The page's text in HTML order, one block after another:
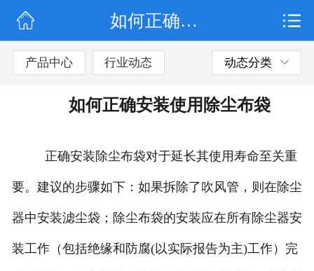
公司简介
联系我们
如何正确安装使用除尘布袋
产品中心 行业动态 动态分类
如何正确安装使用除尘布袋
正确安装除尘布袋对于延长其使用寿命至关重
要。建议的步骤如下：如果拆除了吹风管，则在除尘
器中安装滤尘袋；除尘布袋的安装应在所有除尘器安
装工作（包括绝缘和防腐(以实际报告为主)工作）完